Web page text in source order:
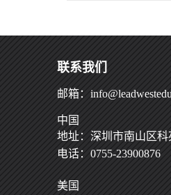
联系我们
邮箱：
中国
地址：深圳市南山区科
电话：0755-23900876
美国